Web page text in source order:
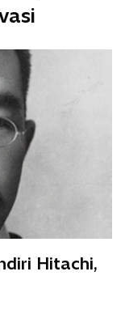
Hitachi,